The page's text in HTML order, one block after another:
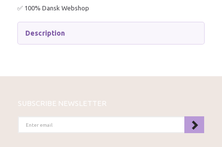
✅ 100% Dansk Webshop
Description
SUBSCRIBE NEWSLETTER
EMAIL